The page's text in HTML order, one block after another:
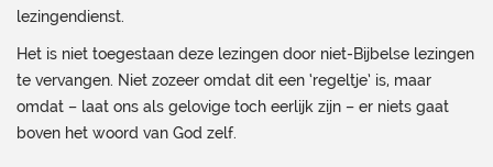
lezingendienst.
Het is niet toegestaan deze lezingen door niet-Bijbelse lezingen
te vervangen. Niet zozeer omdat dit een ‘regeltje’ is, maar
omdat – laat ons als gelovige toch eerlijk zijn – er niets gaat
boven het woord van God zelf.